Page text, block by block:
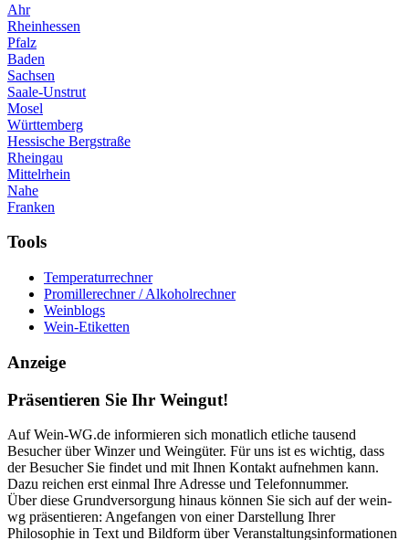
Ahr
Rheinhessen
Pfalz
Baden
Sachsen
Saale-Unstrut
Mosel
Württemberg
Hessische Bergstraße
Rheingau
Mittelrhein
Nahe
Franken
Tools
Temperaturrechner
Promillerechner / Alkoholrechner
Weinblogs
Wein-Etiketten
Anzeige
Präsentieren Sie Ihr Weingut!
Auf Wein-WG.de informieren sich monatlich etliche tausend
Besucher über Winzer und Weingüter. Für uns ist es wichtig, dass
der Besucher Sie findet und mit Ihnen Kontakt aufnehmen kann.
Dazu reichen erst einmal Ihre Adresse und Telefonnummer.
Über diese Grundversorgung hinaus können Sie sich auf der wein-
wg präsentieren: Angefangen von einer Darstellung Ihrer
Philosophie in Text und Bildform über Veranstaltungsinformationen